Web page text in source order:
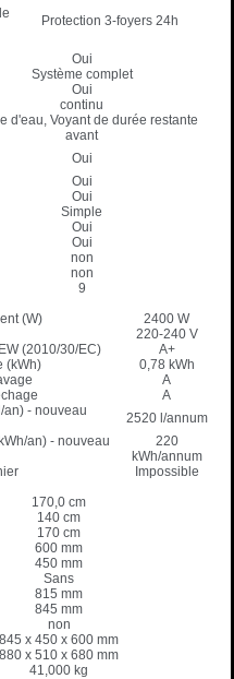
Protection 3-foyers 24h
Oui
Système complet
Oui
continu
d'eau, Voyant de durée restante
avant
Oui
Oui
Oui
Simple
Oui
Oui
non
non
9
(W)
2400 W
220-240 V
(2010/30/EC)
A+
(kWh)
0,78 kWh
A
A
- nouveau
2520 l/annum
an) - nouveau
220
kWh/annum
Impossible
170,0 cm
140 cm
170 cm
600 mm
450 mm
Sans
815 mm
845 mm
non
845 x 450 x 600 mm
880 x 510 x 680 mm
41,000 kg